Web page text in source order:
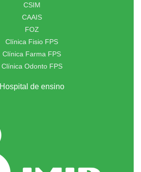
CSIM
CAAIS
FOZ
Clínica Fisio FPS
Clínica Farma FPS
Clínica Odonto FPS
Hospital de ensino